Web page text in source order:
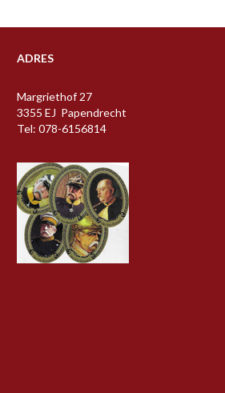
ADRES
Margriethof 27
3355 EJ Papendrecht
Tel: 078-6156814